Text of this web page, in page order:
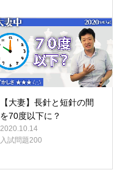
【大妻】長針と短針の間
を70度以下に？
2020.10.14
入試問題200